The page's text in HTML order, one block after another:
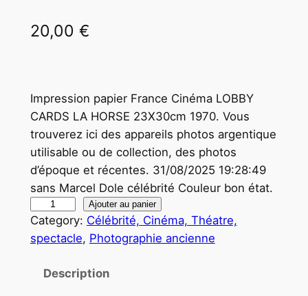
20,00 €
Impression papier France Cinéma LOBBY
CARDS LA HORSE 23X30cm 1970. Vous
trouverez ici des appareils photos argentique
utilisable ou de collection, des photos
d’époque et récentes. 31/08/2025 19:28:49
sans Marcel Dole célébrité Couleur bon état.
u
a
Ajouter au panier
Category: Célébrité, Cinéma, Théatre,
spectacle, Photographie ancienne
Description